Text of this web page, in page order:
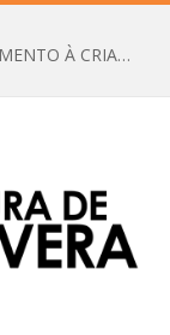
CHAMAMENTO PÚBLICO Nº 01/2026 – FOMENTO À CRIAÇÃO E A CIRCULAÇÃO DE PRODUÇÕES CULTURAIS – Aldir Blanc